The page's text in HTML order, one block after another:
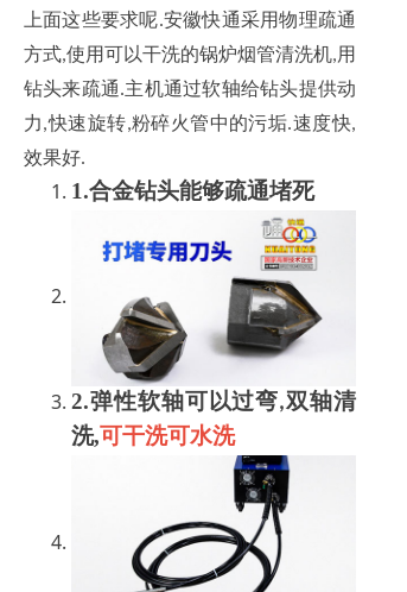
上面这些要求呢.安徽快通采用物理疏通
方式,使用可以干洗的锅炉烟管清洗机,用
钻头来疏通.主机通过软轴给钻头提供动
力,快速旋转,粉碎火管中的污垢.速度快,
效果好.
1.合金钻头能够疏通堵死
2.弹性软轴可以过弯,双轴清
洗,可干洗可水洗